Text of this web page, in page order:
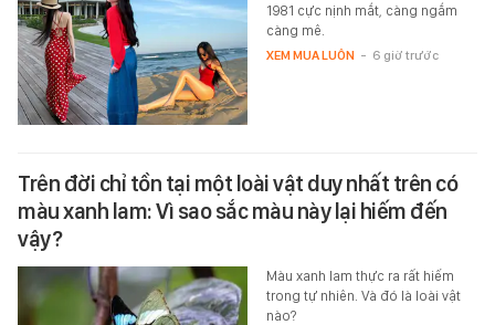
1981 cực nịnh mắt, càng ngắm
càng mê.
XEM MUA LUÔN - 6 giờ trước
Trên đời chỉ tồn tại một loài vật duy nhất trên có
màu xanh lam: Vì sao sắc màu này lại hiếm đến
vậy?
Màu xanh lam thực ra rất hiếm
trong tự nhiên. Và đó là loài vật
nào?